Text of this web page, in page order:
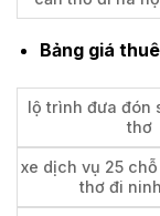
Bảng giá
lộ trình đưa đón
thơ
xe dịch vụ 25
thơ đi